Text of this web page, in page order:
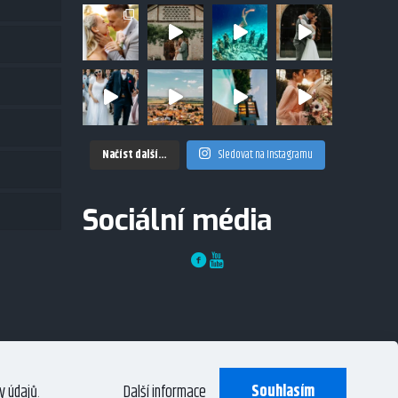
Načíst další… Sledovat na Instagramu
Sociální média
údajů. Další informace Souhlasím